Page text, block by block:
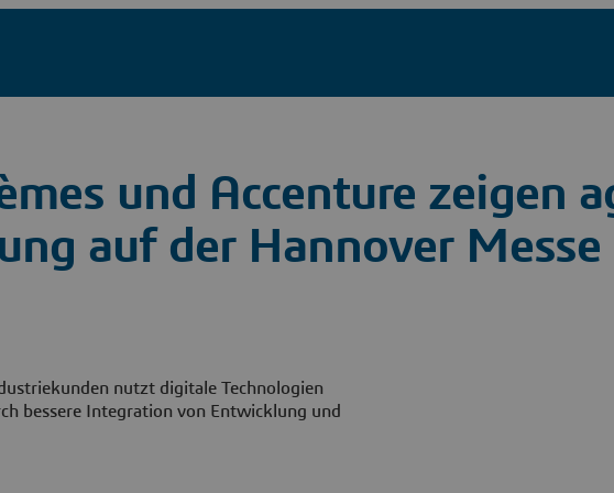
und Accenture zeigen
auf der Hannover Messe
nutzt digitale Technologien
bessere Integration von Entwicklung und